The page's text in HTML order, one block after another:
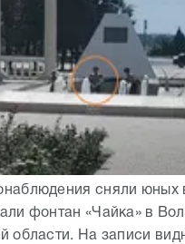
сняли юных
фонтан «Чайка» в
области. На записи